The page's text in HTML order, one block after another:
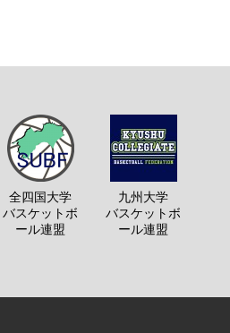
全四国大学
バスケットボ
ール連盟
九州大学
バスケットボ
ール連盟